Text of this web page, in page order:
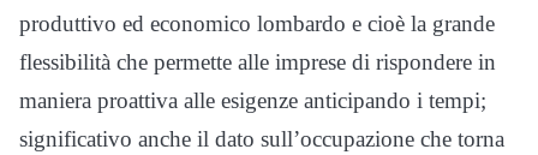
produttivo ed economico lombardo e cioè la grande
flessibilità che permette alle imprese di rispondere in
maniera proattiva alle esigenze anticipando i tempi;
significativo anche il dato sull’occupazione che torna